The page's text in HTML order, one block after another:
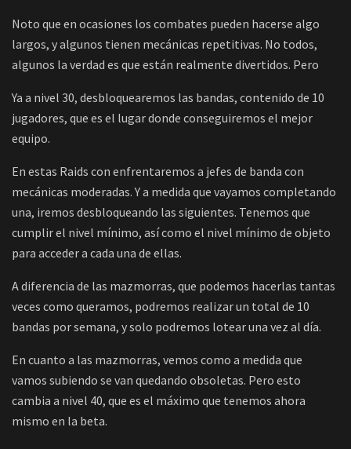
Noto que en ocasiones los combates pueden hacerse algo
largos, y algunos tienen mecánicas repetitivas. No todos,
algunos la verdad es que están realmente divertidos. Pero
Ya a nivel 30, desbloquearemos las bandas, contenido de 10
jugadores, que es el lugar donde conseguiremos el mejor
equipo.
En estas Raids con enfrentaremos a jefes de banda con
mecánicas moderadas. Y a medida que vayamos completando
una, iremos desbloqueando las siguientes. Tenemos que
cumplir el nivel mínimo, así como el nivel mínimo de objeto
para acceder a cada una de ellas.
A diferencia de las mazmorras, que podemos hacerlas tantas
veces como queramos, podremos realizar un total de 10
bandas por semana, y solo podremos lotear una vez al día.
En cuanto a las mazmorras, vemos como a medida que
vamos subiendo se van quedando obsoletas. Pero esto
cambia a nivel 40, que es el máximo que tenemos ahora
mismo en la beta.